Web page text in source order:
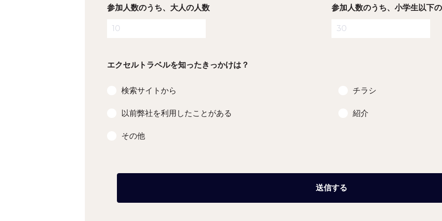
参加人数のうち、大人の人数 参加人数のうち、小学生以下
エクセルトラベルを知ったきっかけは？
検索サイトから チラシ
以前弊社を利用したことがある 紹介
その他